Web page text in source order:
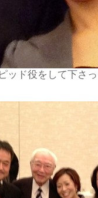
ッド役をして下さ